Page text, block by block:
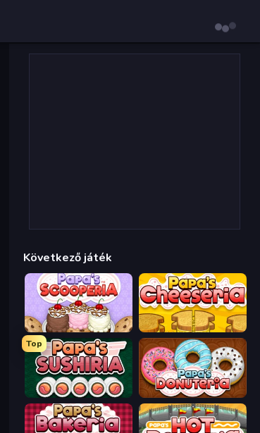
Következő játék
Papa's Scooperia Papa's Cheeseria
Top
Papa's Sushiria Papa's Donuteria